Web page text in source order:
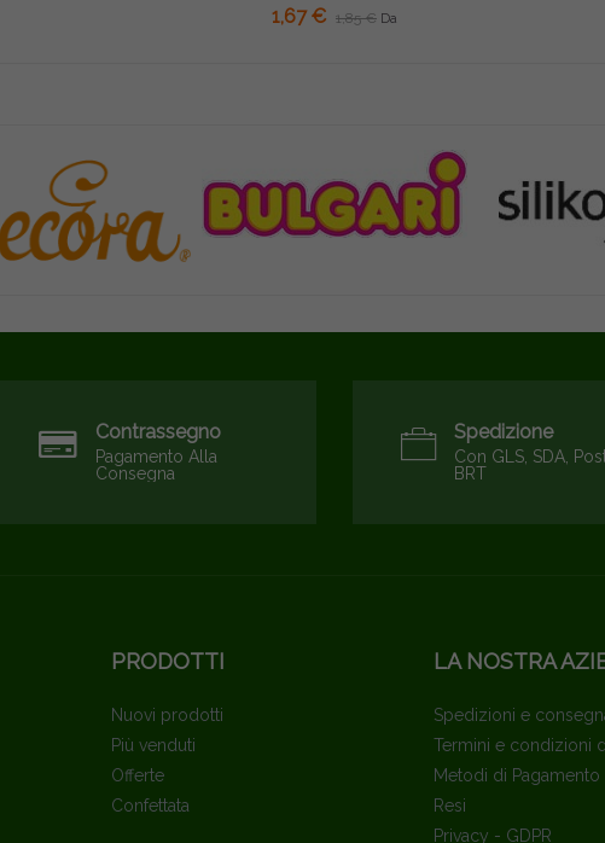
1,67 € 1,85 € Da
Contrassegno
Pagamento Alla
Consegna
Spedizione
Con GLS, SDA,
BRT
PRODOTTI
Nuovi prodotti
Più venduti
Offerte
Confettata
LA NOSTRA
Spedizioni e
Termini e condizioni
Metodi di Pagamento
Resi
Privacy - GDPR